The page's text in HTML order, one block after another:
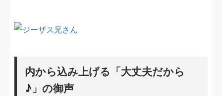
内から込み上げる「大丈夫だから
♪」の御声